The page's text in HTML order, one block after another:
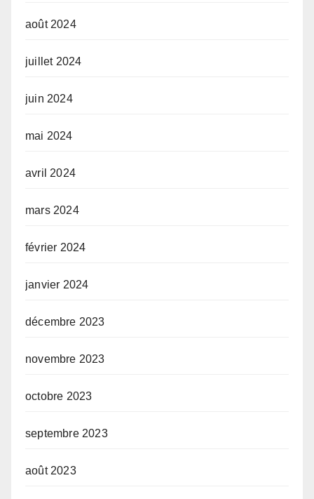
août 2024
juillet 2024
juin 2024
mai 2024
avril 2024
mars 2024
février 2024
janvier 2024
décembre 2023
novembre 2023
octobre 2023
septembre 2023
août 2023